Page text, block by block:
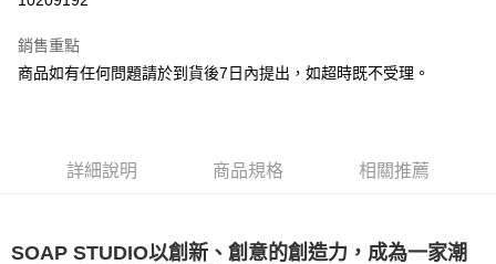
悠遊付
【大哥付你分期使用說明】
AFTEE先享後付
銷售重點
商品如有任何問題請於到貨後7日內提出，如超時既不受理。
詳細說明 商品規格 相關推薦
SOAP STUDIO以創新、創意的創造力，成為一家潮